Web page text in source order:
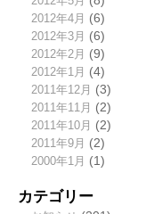
2012年4月 (6)
2012年3月 (6)
2012年2月 (9)
2012年1月 (4)
2011年12月 (3)
2011年11月 (2)
2011年10月 (2)
2011年9月 (2)
2000年1月 (1)
カテゴリー